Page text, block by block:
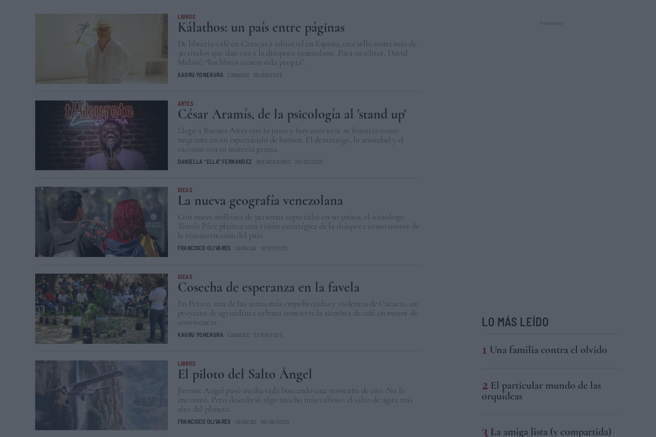
LIBROS
Kálathos: un país entre páginas
De librería-café en Caracas a editorial en España, este sello suma más de
90 títulos que dan voz a la diáspora venezolana. Para su editor, David
Malavé, “los libros tienen vida propia”.
KAORU YONEKURA CARACAS 08/08/2025
ARTES
César Aramís, de la psicología al 'stand up'
Llegó a Buenos Aires con lo justo y hoy convierte su historia como
migrante en un espectáculo de humor. El desarraigo, la ansiedad y el
racismo son su materia prima.
DANIELLA “ELLA” FERNÁNDEZ BUENOS AIRES 25/07/2025
IDEAS
La nueva geografía venezolana
Con nueve millones de personas repartidas en 90 países, el sociólogo
Tomás Páez plantea una visión estratégica de la diáspora como motor de
la reconstrucción del país.
FRANCISCO OLIVARES CARACAS 18/07/2025
IDEAS
Cosecha de esperanza en la favela
En Petare, una de las zonas más empobrecidas y violentas de Caracas, un
proyecto de agricultura urbana convierte la siembra de café en motor de
convivencia.
KAORU YONEKURA CARACAS 23/06/2025
LIBROS
El piloto del Salto Ángel
Jimmie Angel pasó media vida buscando una montaña de oro. No la
encontró. Pero descubrió algo mucho más valioso: el salto de agua más
alto del planeta.
FRANCISCO OLIVARES CARACAS 06/06/2025
LO MÁS LEÍDO
Una familia contra el olvido
El particular mundo de las
orquídeas
La amiga lista (y compartida)